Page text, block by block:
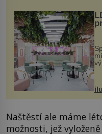
Naštěstí ale máme
možnosti, jež